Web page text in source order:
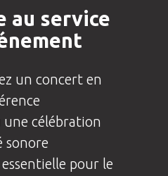
au service
un concert en
célébration
sonore
pour le